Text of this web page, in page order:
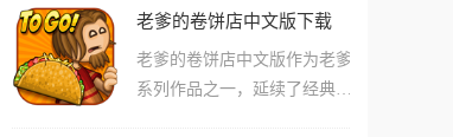
典的咖啡、红茶、绿茶，这次
蝶材料，为你带来更丰富的配
方。
帝国的最高统帅，通过派遣军
队占领地盘来不断壮大版图，
开局就能直接点满生产速度和
老爹的卷饼店中文版下载
老爹的卷饼店中文版作为老爹
系列作品之一，延续了经典的